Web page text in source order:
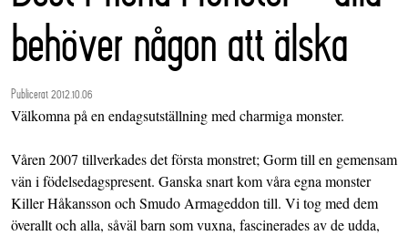
behöver någon att älska
Publicerat 2012.10.06
Välkomna på en endagsutställning med charmiga monster.
Våren 2007 tillverkades det första monstret; Gorm till en gemensam
vän i födelsedagspresent. Ganska snart kom våra egna monster
Killer Håkansson och Smudo Armageddon till. Vi tog med dem
överallt och alla, såväl barn som vuxna, fascinerades av de udda,